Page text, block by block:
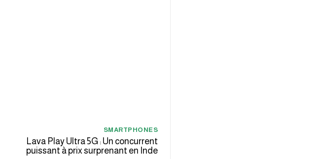
SMARTPHONES
Lava Play Ultra 5G : Un concurrent
puissant à prix surprenant en Inde